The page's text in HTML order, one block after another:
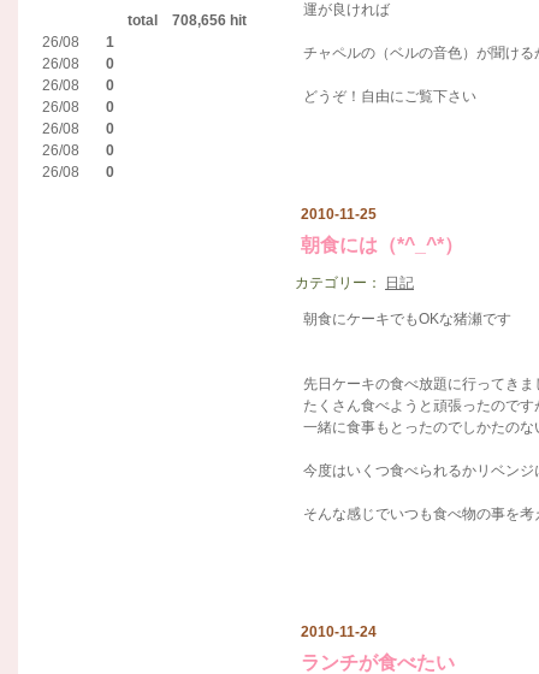
total 708,656 hit
26/08
1
26/08
0
26/08
0
26/08
0
26/08
0
26/08
0
26/08
0
運が良ければ
チャペルの（ベルの音色）が聞ける
どうぞ！自由にご覧下さい
2010-11-25
朝食には（*^_^*）
カテゴリー： 日記
朝食にケーキでもOKな猪瀬です
先日ケーキの食べ放題に行ってきま
たくさん食べようと頑張ったので
一緒に食事もとったのでしかたの
今度はいくつ食べられるかリベン
そんな感じでいつも食べ物の事を
2010-11-24
ランチが食べたい